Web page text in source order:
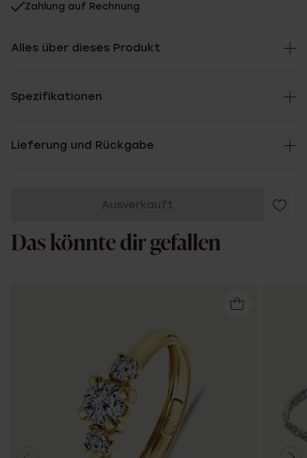
Zahlung auf Rechnung
Alles über dieses Produkt
Spezifikationen
Lieferung und Rückgabe
Ausverkauft
Das könnte dir gefallen